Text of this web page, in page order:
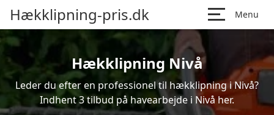
Hækklipning-pris.dk Menu
Hækklipning Nivå
Leder du efter en professionel til hækklipning i Nivå?
Indhent 3 tilbud på havearbejde i Nivå her.